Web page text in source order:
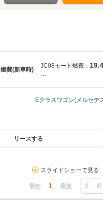
燃費(新車時)
JC08モード燃費： 19.4
---
Eクラスワゴン(メルセデ
リースする
スライドショーで見る
最初 1 最後